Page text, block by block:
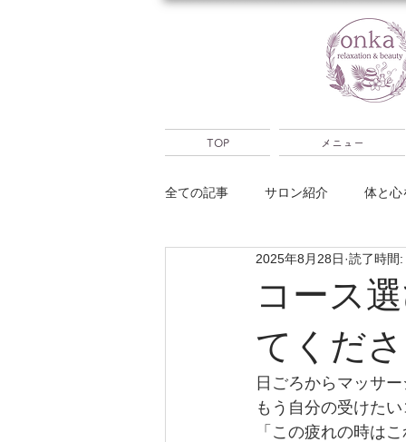
TOP メニュー
全ての記事 サロン紹介 体と心
大分別府出張 占い キャ
コース
てくだ
2025年8月28日 読了時間
日ごろからマッサ
もう自分の受けた
「この疲れの時は